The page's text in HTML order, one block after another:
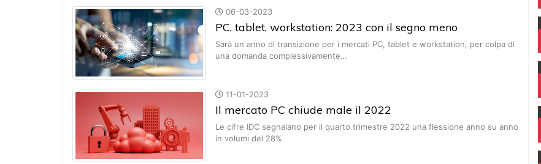
06-03-2023
PC, tablet, workstation: 2023 con il segno meno
Sarà un anno di transizione per i mercati PC, tablet e workstation, per colpa di
una domanda complessivamente…
11-01-2023
Il mercato PC chiude male il 2022
Le cifre IDC segnalano per il quarto trimestre 2022 una flessione anno su anno
in volumi del 28%